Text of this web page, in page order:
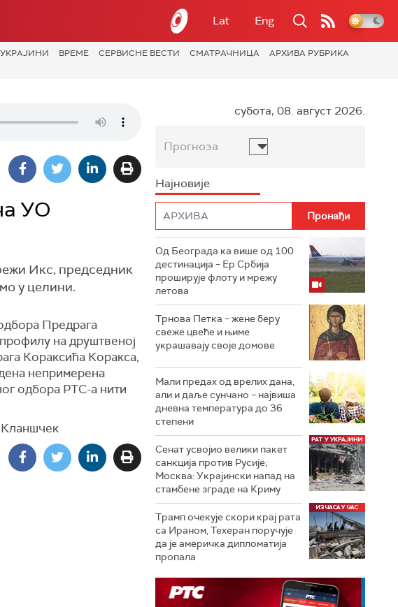
Lat Eng
УКРАЈИНИ ВРЕМЕ СЕРВИСНЕ ВЕСТИ СМАТРАЧНИЦА
АРХИВА РУБРИКА
УО
Икс, председник
у целини.
Предрага
на друштвеној
Кораксића Коракса,
непримерена
одбора РТС-а нити
субота, 08. август 2026.
Прогноза
Најновије
Од Београда ка више од 100
дестинација – Ер Србија
проширује флоту и мрежу
летова
Трнова Петка – жене беру
свеже цвеће и њиме
украшавају своје домове
Мали предах од врелих дана,
али и даље сунчано – највиша
дневна температура до 36
степени
Сенат усвојио велики пакет
санкција против Русије;
Москва: Украјински напад на
стамбене зграде на Криму
Трамп очекује скори крај рата
са Ираном, Техеран поручује
да је америчка дипломатија
пропала